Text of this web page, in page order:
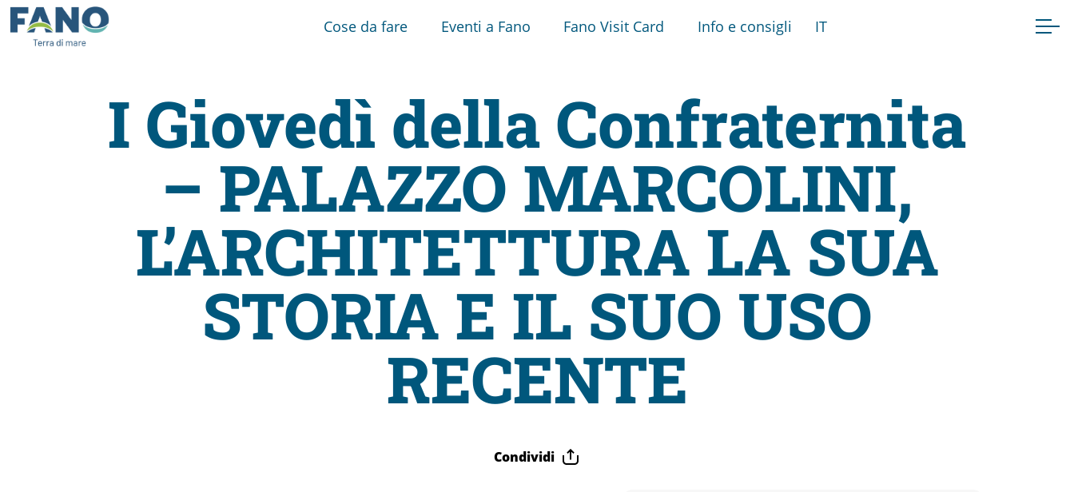
Cose da fare Eventi a Fano Fano Visit Card Info e consigli IT
FanoI Giovedì della Confraternita
– PALAZZO MARCOLINI,
L’ARCHITETTURA LA SUA
STORIA E IL SUO USO
RECENTE
Condividi